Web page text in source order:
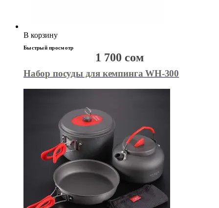
В корзину
Быстрый просмотр
Набор посуды для кемпинга WH-300
1 700 сом